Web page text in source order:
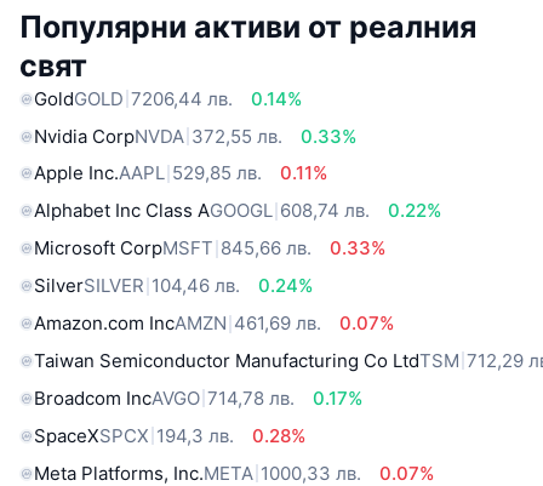
Популярни активи от реалния
свят
GoldGOLD 7206,44 лв.
0.14%
Nvidia CorpNVDA 372,55 лв.
0.33%
Apple Inc.AAPL 529,85 лв.
0.11%
Alphabet Inc Class AGOOGL 608,74 лв.
0.22%
Microsoft CorpMSFT 845,66 лв.
0.33%
SilverSILVER 104,46 лв.
0.24%
Amazon.com IncAMZN 461,69 лв.
0.07%
Taiwan Semiconductor Manufacturing Co LtdTSM 712,29
Broadcom IncAVGO 714,78 лв.
0.17%
SpaceXSPCX 194,3 лв.
0.28%
Meta Platforms, Inc.META 1000,33 лв.
0.07%